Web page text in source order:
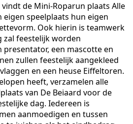
de Mini-Roparun plaats Alle
speelplaats hun eigen
Ook hierin is teamwerk
zal feestelijk worden
een mascotte en
zullen feestelijk aangekleed
en een heuse Eiffeltoren.
heeft, verzamelen alle
van De Beiaard voor de
dag. Iedereen is
aanmoedigen en tussen